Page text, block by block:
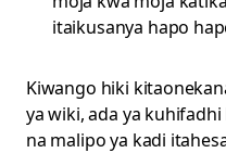
itaikusanya hapo
Kiwango hiki
ya wiki, ada ya
na malipo ya kadi